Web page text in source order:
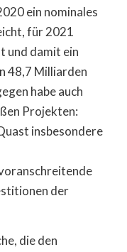
ein nominales
für 2021
und damit ein
48,7 Milliarden
habe auch
Projekten:
insbesondere
der
die den